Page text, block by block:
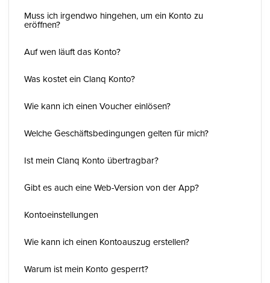
Muss ich irgendwo hingehen, um ein Konto zu
eröffnen?
Auf wen läuft das Konto?
Was kostet ein Clanq Konto?
Wie kann ich einen Voucher einlösen?
Welche Geschäftsbedingungen gelten für mich?
Ist mein Clanq Konto übertragbar?
Gibt es auch eine Web-Version von der App?
Kontoeinstellungen
Wie kann ich einen Kontoauszug erstellen?
Warum ist mein Konto gesperrt?